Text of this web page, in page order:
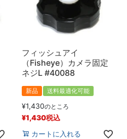
フィッシュアイ
（Fisheye）カメラ固定
ネジL #40088
新品 送料最適化可能
¥1,430のところ
¥1,430税込
カートに入れる